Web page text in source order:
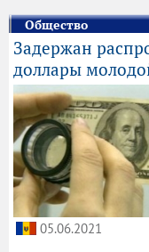
Общество
Задержан
доллары
05.06.2021